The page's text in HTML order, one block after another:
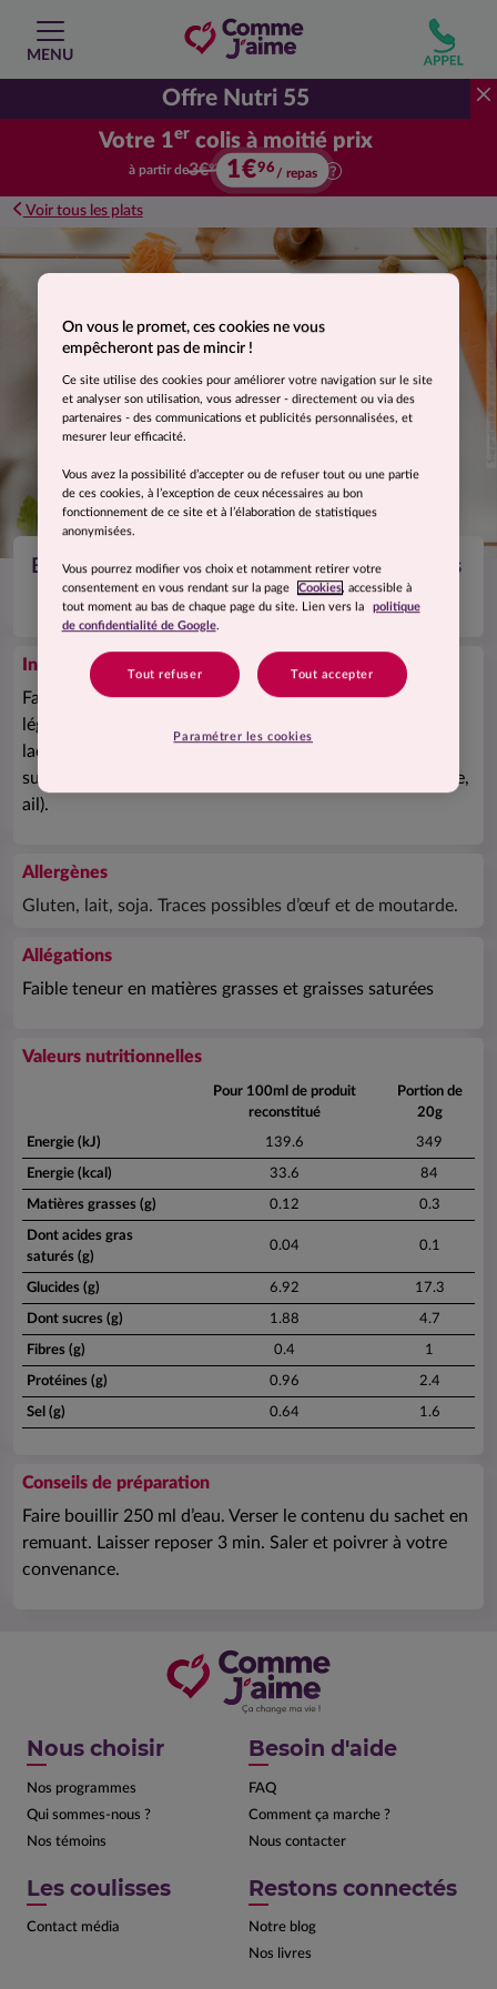
MENU
Offre Nutri 55
Votre 1er colis à moitié prix
Votre premier colis à moitié
à partir de3€92 1€96 / repas
Voir tous les plats
Suggestion de présentation. Photo non contractuelle.
Bouillon aux saveurs asiatiques et vermicelles
Ingrédients
Farine de riz, vermicelles 20,8% (semoule deblédur),
légumes déshydratés (carotte, oignon, bolet), poudre de
lactosérum (
sucre, sel, épices et plantes aromatiques (dont gingembre,
ail).
Allergènes
Gluten, lait, soja. Traces possibles d’œuf et de moutarde.
Allégations
Faible teneur en matières grasses et graisses saturées
Valeurs nutritionnelles
Pour 100ml de produit
reconstitué
Portion de
20g
Energie (kJ) 139.6 349
Energie (kcal) 33.6 84
Matières grasses (g) 0.12 0.3
Dont acides gras
saturés (g)
0.04 0.1
Glucides (g) 6.92 17.3
Dont sucres (g) 1.88 4.7
Fibres (g) 0.4 1
Protéines (g) 0.96 2.4
Sel (g) 0.64 1.6
Conseils de préparation
Faire bouillir 250 ml d’eau. Verser le contenu du sachet en
remuant. Laisser reposer 3 min. Saler et poivrer à votre
convenance.
Nous choisir
Nos programmes
Qui sommes-nous ?
Nos témoins
Besoin d'aide
FAQ
Comment ça marche ?
Nous contacter
Les coulisses
Contact média
Restons connectés
Notre blog
Nos livres
On vous le promet, ces cookies ne vous
empêcheront pas de mincir !
Ce site utilise des cookies pour améliorer votre navigation sur le site
et analyser son utilisation, vous adresser - directement ou via des
partenaires - des communications et publicités personnalisées, et
mesurer leur efficacité.
Vous avez la possibilité d’accepter ou de refuser tout ou une partie
de ces cookies, à l’exception de ceux nécessaires au bon
fonctionnement de ce site et à l’élaboration de statistiques
anonymisées.
Vous pourrez modifier vos choix et notamment retirer votre
consentement en vous rendant sur la page Cookies, accessible à
tout moment au bas de chaque page du site. Lien vers la
politique
de confidentialité de Google.
Tout refuser Tout accepter
Paramétrer les cookies